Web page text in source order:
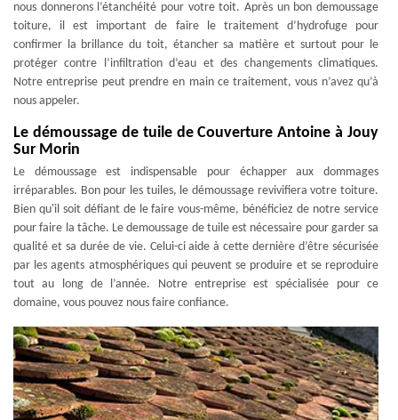
nous donnerons l’étanchéité pour votre toit. Après un bon demoussage
toiture, il est important de faire le traitement d’hydrofuge pour
confirmer la brillance du toit, étancher sa matière et surtout pour le
protéger contre l’infiltration d’eau et des changements climatiques.
Notre entreprise peut prendre en main ce traitement, vous n’avez qu’à
nous appeler.
Le démoussage de tuile de Couverture Antoine à Jouy
Sur Morin
Le démoussage est indispensable pour échapper aux dommages
irréparables. Bon pour les tuiles, le démoussage revivifiera votre toiture.
Bien qu'il soit défiant de le faire vous-même, bénéficiez de notre service
pour faire la tâche. Le demoussage de tuile est nécessaire pour garder sa
qualité et sa durée de vie. Celui-ci aide à cette dernière d’être sécurisée
par les agents atmosphériques qui peuvent se produire et se reproduire
tout au long de l’année. Notre entreprise est spécialisée pour ce
domaine, vous pouvez nous faire confiance.